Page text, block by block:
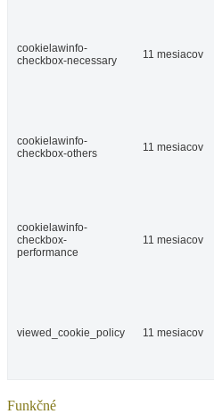
cookielawinfo-
checkbox-necessary
11 mesiacov
cookielawinfo-
checkbox-others
11 mesiacov
cookielawinfo-
checkbox-
performance
11 mesiacov
viewed_cookie_policy 11 mesiacov
Funkčné